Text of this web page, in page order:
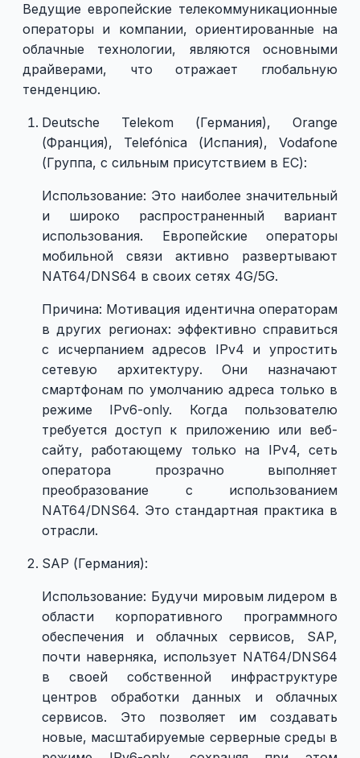
Ведущие европейские телекоммуникационные
операторы и компании, ориентированные на
облачные технологии, являются основными
драйверами, что отражает глобальную
тенденцию.
Deutsche Telekom (Германия), Orange
(Франция), Telefónica (Испания), Vodafone
(Группа, с сильным присутствием в ЕС):
Использование: Это наиболее значительный
и широко распространенный вариант
использования. Европейские операторы
мобильной связи активно развертывают
NAT64/DNS64 в своих сетях 4G/5G.
Причина: Мотивация идентична операторам
в других регионах: эффективно справиться
с исчерпанием адресов IPv4 и упростить
сетевую архитектуру. Они назначают
смартфонам по умолчанию адреса только в
режиме IPv6-only. Когда пользователю
требуется доступ к приложению или веб-
сайту, работающему только на IPv4, сеть
оператора прозрачно выполняет
преобразование с использованием
NAT64/DNS64. Это стандартная практика в
отрасли.
SAP (Германия):
Использование: Будучи мировым лидером в
области корпоративного программного
обеспечения и облачных сервисов, SAP,
почти наверняка, использует NAT64/DNS64
в своей собственной инфраструктуре
центров обработки данных и облачных
сервисов. Это позволяет им создавать
новые, масштабируемые серверные среды в